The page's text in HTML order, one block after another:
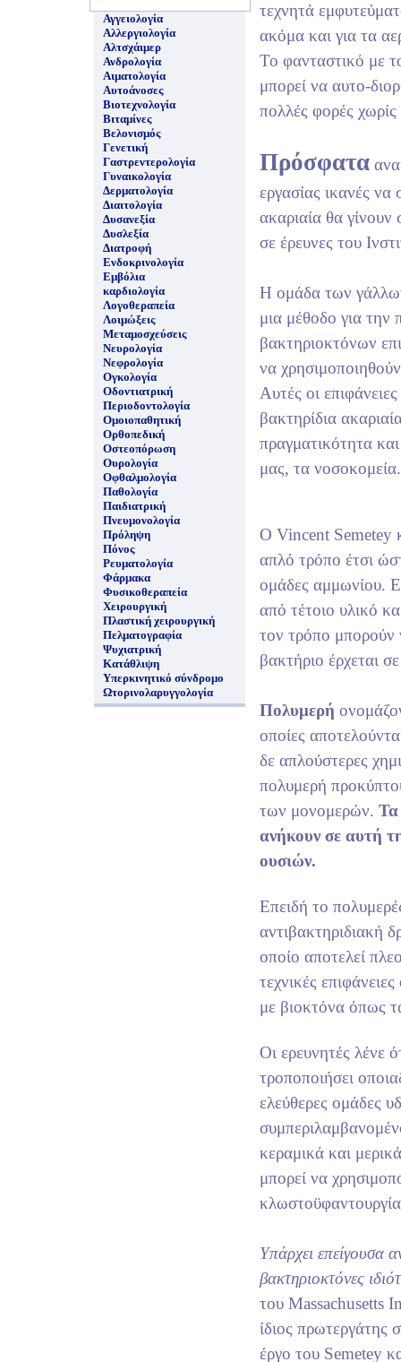
Αγγειολογία
Αλλεργιολογία
Αλτσχάιμερ
Ανδρολογία
Αιματολογία
Αυτοάνοσες
Βιοτεχνολογία
Βιταμίνες
Βελονισμός
Γενετική
Γαστρεντερολογία
Γυναικολογία
Δερματολογία
Διαιτολογία
Δυσανεξία
Δυσλεξία
Διατροφή
Ενδοκρινολογία
Εμβόλια
καρδιολογία
Λογοθεραπεία
Λοιμώξεις
Μεταμοσχεύσεις
Νευρολογία
Νεφρολογία
Ογκολογία
Οδοντιατρική
Περιοδοντολογία
Ομοιοπαθητική
Ορθοπεδική
Οστεοπόρωση
Ουρολογία
Οφθαλμολογία
Παθολογία
Παιδιατρική
Πνευμονολογία
Πρόληψη
Πόνος
Ρευματολογία
Φάρμακα
Φυσικοθεραπεία
Χειρουργική
Πλαστική χειρουργική
Πελματογραφία
Ψυχιατρική
Κατάθλιψη
Υπερκινητικό σύνδρομο
Ωτορινολαρυγγολογία
τεχνητά
ακόμα και για τα
Το φανταστικό με
μπορεί να αυτο-
πολλές φορές
Πρόσφατα
εργασίας ικανές
ακαριαία θα
σε έρευνες του
Η ομάδα των
μια μέθοδο για την
βακτηριοκτόνων
να
Αυτές οι
βακτηρίδια
πραγματικότητα
μας, τα νοσοκομεία.
Ο Vincent Semetey
απλό τρόπο έτσι
ομάδες αμμωνίου.
από τέτοιο υλικό
τον τρόπο
βακτήριο έρχεται
Πολυμερή
οποίες
δε απλούστερες
πολυμερή
των μονομερών. Τα
ανήκουν σε αυτή
ουσιών.
Επειδή το
αντιβακτηριδιακή
οποίο αποτελεί
τεχνικές
με βιοκτόνα όπως
Οι ερευνητές λένε
τροποποιήσει
ελεύθερες ομάδες
κεραμικά και
μπορεί να
Υπάρχει επείγουσα
βακτηριοκτόνες
του
ίδιος πρωτεργάτης
έργο του Semetey